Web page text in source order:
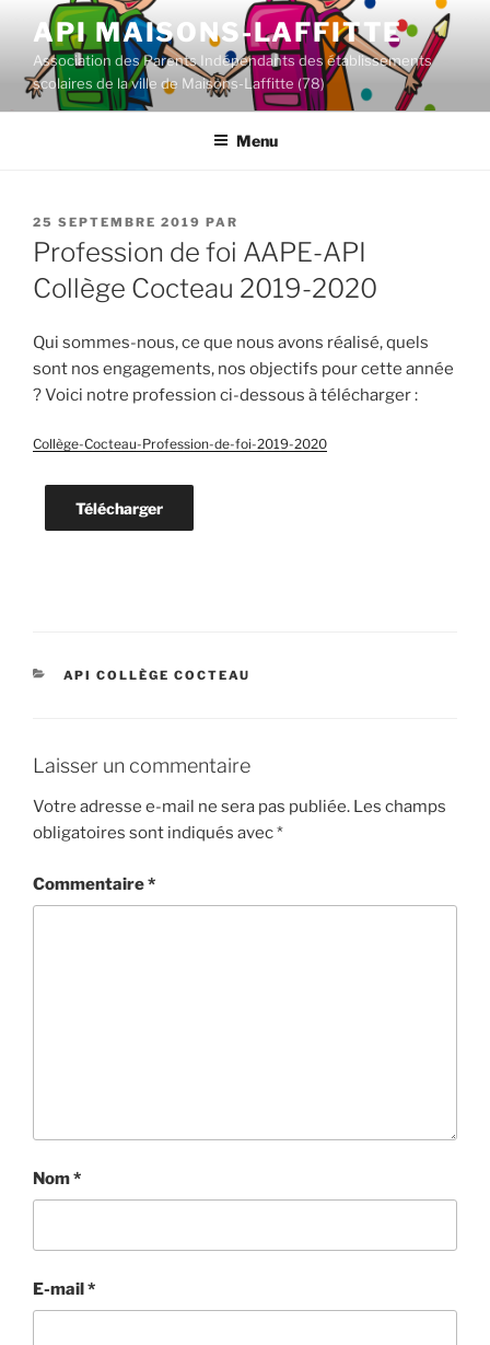
contenu
principal
API MAISONS-LAFFITTE
Association des Parents Indépendants des établissements
scolaires de la ville de Maisons-Laffitte (78)
Menu
PUBLIÉ
LE
25 SEPTEMBRE 2019 PAR
Profession de foi AAPE-API
Collège Cocteau 2019-2020
Qui sommes-nous, ce que nous avons réalisé, quels
sont nos engagements, nos objectifs pour cette année
? Voici notre profession ci-dessous à télécharger :
Collège-Cocteau-Profession-de-foi-2019-2020
Télécharger
CATÉGORIES
API COLLÈGE COCTEAU
Laisser un commentaire
Votre adresse e-mail ne sera pas publiée. Les champs
obligatoires sont indiqués avec*
Commentaire*
Nom*
E-mail*